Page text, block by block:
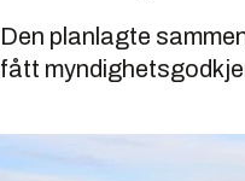
Den planlagte
fått